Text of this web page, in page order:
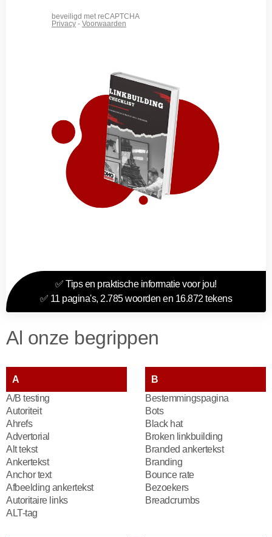
✅ Tips en praktische informatie voor jou!
✅ 11 pagina's, 2.785 woorden en 16.872 tekens
Al onze begrippen
A
A/B testing
Autoriteit
Ahrefs
Advertorial
Alt tekst
Ankertekst
Anchor text
Afbeelding ankertekst
Autoritaire links
ALT-tag
B
Bestemmingspagina
Bots
Black hat
Broken linkbuilding
Branded ankertekst
Branding
Bounce rate
Bezoekers
Breadcrumbs